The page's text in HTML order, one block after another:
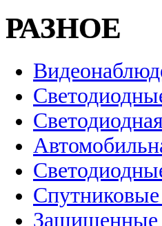
РАЗНОЕ
Защищенные